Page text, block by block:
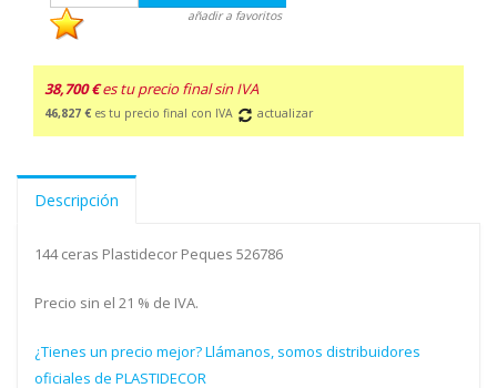
añadir a favoritos
38,700 € es tu precio final sin IVA
46,827 € es tu precio final con IVA actualizar
Descripción
144 ceras Plastidecor Peques 526786
Precio sin el 21 % de IVA.
¿Tienes un precio mejor? Llámanos, somos distribuidores
oficiales de PLASTIDECOR